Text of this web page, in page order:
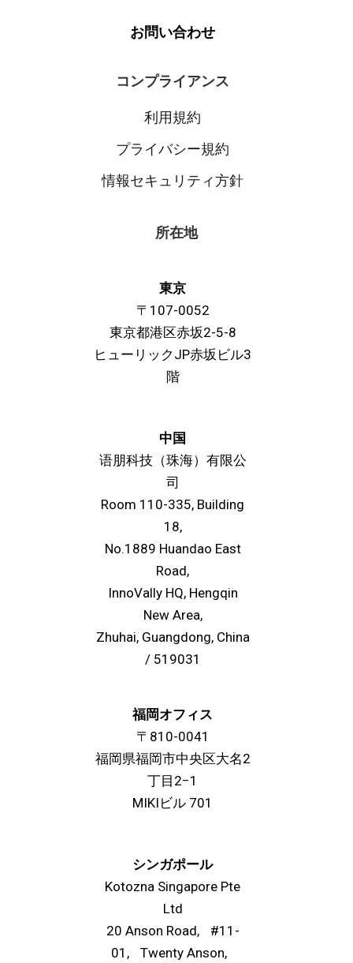
お問い合わせ
コンプライアンス
利用規約
プライバシー規約
情報セキュリティ方針
所在地
東京
〒107-0052
東京都港区赤坂2-5-8
ヒューリックJP赤坂ビル3
階
中国
语朋科技（珠海）有限公
司
Room 110-335, Building
18,
No.1889 Huandao East
Road,
InnoVally HQ, Hengqin
New Area,
Zhuhai, Guangdong, China
/ 519031
福岡オフィス
〒810-0041
福岡県福岡市中央区大名2
丁目2−1
MIKIビル 701
シンガポール
Kotozna Singapore Pte
Ltd
20 Anson Road, #11-
01, Twenty Anson,